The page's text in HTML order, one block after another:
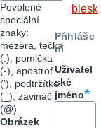
Povolené
speciální
znaky:
mezera, tečka
(.), pomlčka
(-), apostrof
('), podtržítko
(_), zavináč
(@).
Obrázek
blesk
Přihláše
ní
Uživatel
ské
jméno